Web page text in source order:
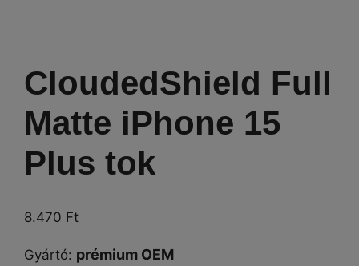
CloudedShield Full
Matte iPhone 15
Plus tok
8.470 Ft
Gyártó: prémium OEM